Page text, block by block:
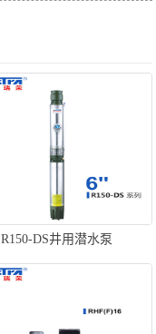
R150-DS井用潜水泵